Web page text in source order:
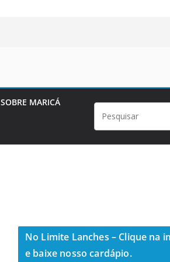
SOBRE MARICÁ
No Limite Lanches – Clique na
e baixe nosso cardápio.